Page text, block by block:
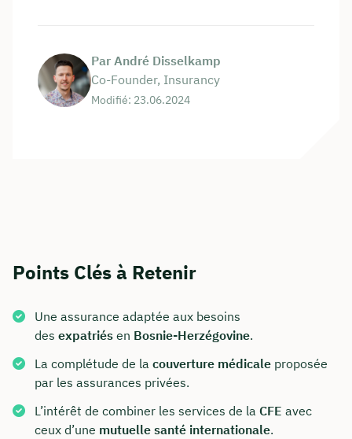
Par André Disselkamp
Co-Founder, Insurancy
Modifié: 23.06.2024
Points Clés à Retenir
Une assurance adaptée aux besoins
des expatriés en Bosnie-Herzégovine.
La complétude de la couverture médicale proposée
par les assurances privées.
L’intérêt de combiner les services de la CFE avec
ceux d’une mutuelle santé internationale.